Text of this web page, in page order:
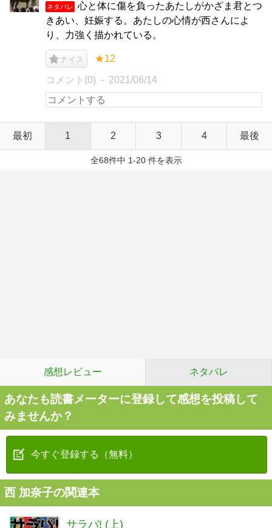
ネタバレ
心と体に傷を負ったあたしがかざま君とつ
きあい、妊娠する。あたしの心情が西さんによ
り、力強く描かれている。
ナイス ★12
コメント(0) 2021/06/14
最初 1 2 3 4 最後
全68件中 1-20 件を表示
感想レビュー ネタバレ
あなたも読書メーターに登録して感想を投稿して
みませんか？
今すぐ登録する（無料）
西 加奈子の関連本
サラバ! (上)